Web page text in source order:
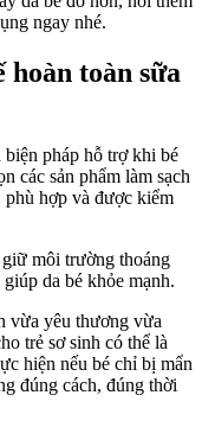
ngay nhé.
toàn sữa
pháp hỗ trợ khi bé
các sản phẩm làm sạch
phù hợp và được kiểm
môi trường thoáng
da bé khỏe mạnh.
vừa yêu thương vừa
trẻ sơ sinh có thể là
hiện nếu bé chỉ bị mẩn
đúng cách, đúng thời